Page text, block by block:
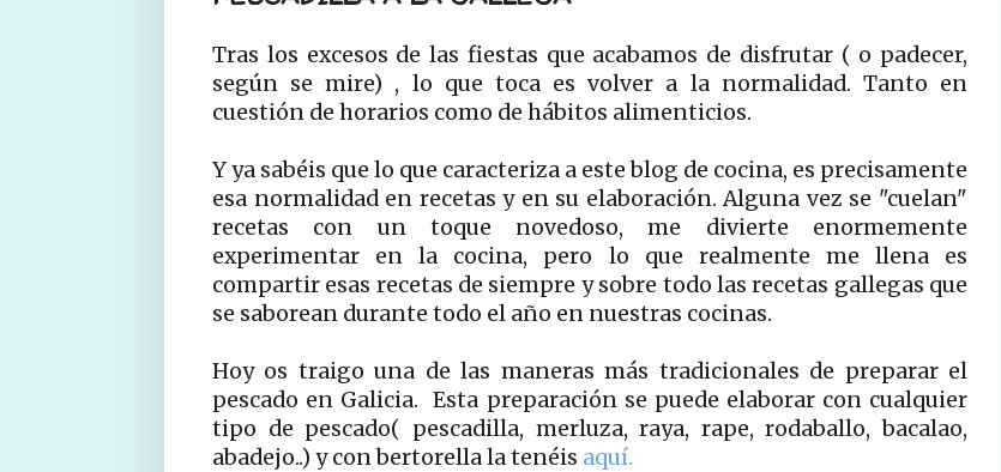
Tras los excesos de las fiestas que acabamos de disfrutar ( o padecer,
según se mire) , lo que toca es volver a la normalidad. Tanto en
cuestión de horarios como de hábitos alimenticios.
Y ya sabéis que lo que caracteriza a este blog de cocina, es precisamente
esa normalidad en recetas y en su elaboración. Alguna vez se "cuelan"
recetas con un toque novedoso, me divierte enormemente
experimentar en la cocina, pero lo que realmente me llena es
compartir esas recetas de siempre y sobre todo las recetas gallegas que
se saborean durante todo el año en nuestras cocinas.
Hoy os traigo una de las maneras más tradicionales de preparar el
pescado en Galicia. Esta preparación se puede elaborar con cualquier
tipo de pescado( pescadilla, merluza, raya, rape, rodaballo, bacalao,
abadejo..) y con bertorella la tenéis aquí.